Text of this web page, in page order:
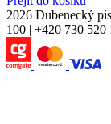
2026 Dubenecký
100 | +420 730 520